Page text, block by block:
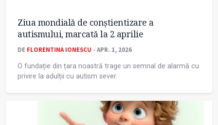
Ziua mondială de conștientizare a
autismului, marcată la 2 aprilie
DE FLORENTINA IONESCU - APR. 1, 2026
O fundație din țara noastră trage un semnal de alarmă cu
privire la adulții cu autism sever.